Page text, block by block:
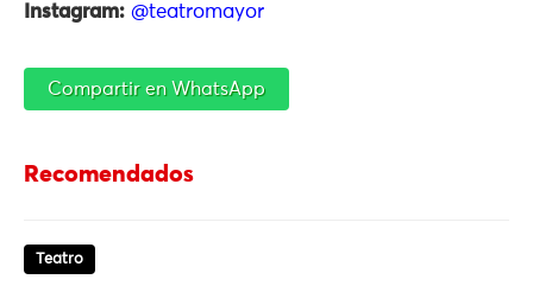
Instagram: @teatromayor
Compartir en WhatsApp
Recomendados
Teatro